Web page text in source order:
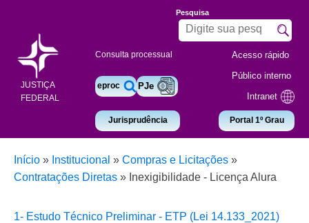
JUSTIÇA
FEDERAL
Consulta processual
eproc PJe
Jurisprudência
Pesquisa
Acesso rápido
Público interno
Intranet
Portal 1º Grau
Início » Institucional » Compras e Licitações »
Contratações Diretas » Inexigibilidade - Licença Alura
1- Estudo Técnico Preliminar - ETP (Lei 14.133_2021)